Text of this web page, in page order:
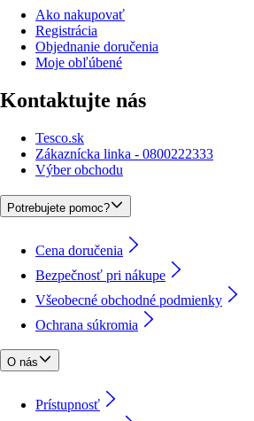
Ako nakupovať
Registrácia
Objednanie doručenia
Moje obľúbené
Kontaktujte nás
Tesco.sk
Zákaznícka linka - 0800222333
Výber obchodu
Potrebujete pomoc?
Cena doručenia
Bezpečnosť pri nákupe
Všeobecné obchodné podmienky
Ochrana súkromia
O nás
Prístupnosť